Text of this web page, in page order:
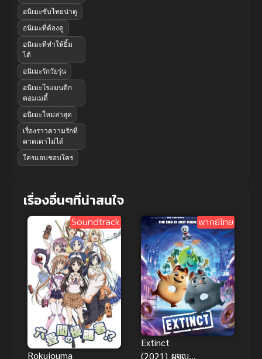
อนิเมะซับไทยน่าดู
อนิเมะที่ต้องดู
อนิเมะที่ทำให้ยิ้ม
ได้
อนิเมะรักวัยรุ่น
อนิเมะโรแมนติก
คอมเมดี้
อนิเมะใหม่ล่าสุด
เรื่องราวความรักที่
คาดเดาไม่ได้
ใครแอบชอบใคร
เรื่องอื่นๆที่น่าสนใจ
Soundtrack
Rokujouma
พากย์ไทย
Extinct
(2021) ผจญ